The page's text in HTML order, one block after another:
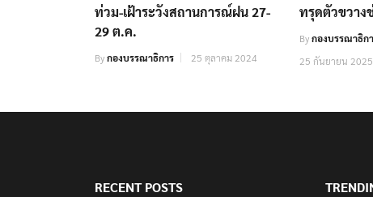
ท่วม-เฝ้าระวังสถานการณ์ฝน 27-
29 ต.ค.
Byกองบรรณาธิการ 25 ตุลาคม 2024
ทรุดตัวขวาง
Byกองบรรณาธิก
25 กันยายน 2025
RECENT POSTS